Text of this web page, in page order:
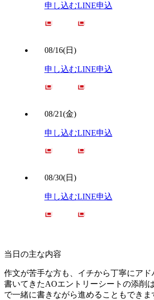
申し込むLINE申込
08/16(日)
申し込むLINE申込
08/21(金)
申し込むLINE申込
08/30(日)
申し込むLINE申込
当日の主な内容
作文が苦手な方も、イチから丁寧にアド
書いてきたAOエントリーシートの添削
で一緒に書きながら進めることもできま